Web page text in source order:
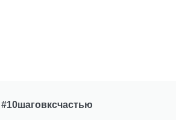
#10шаговксчастью